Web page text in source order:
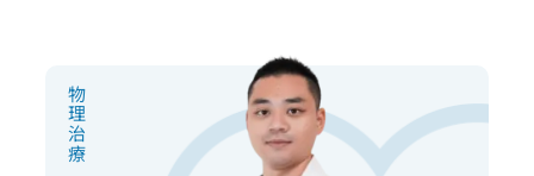
物理治療